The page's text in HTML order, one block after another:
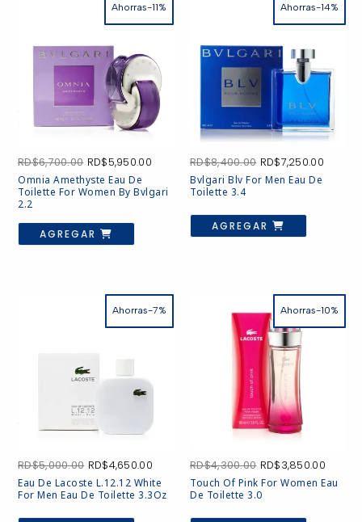
Ahorras-11%
RD$6,700.00 El
precio
original
era:
RD$5,950.00El
actual
es:
RD$5,950.00.
Omnia Amethyste Eau De
Toilette For Women By Bvlgari
2.2
AGREGAR
Ahorras-14%
RD$8,400.00 El
precio
original
RD$8,400.00.
RD$7,250.00El
Bvlgari Blv For Men Eau De
Toilette 3.4
AGREGAR
Ahorras-7%
RD$5,000.00 El
precio
original
era:
RD$5,000.00.
RD$4,650.00El
precio
actual
es:
RD$4,650.00.
Eau De Lacoste L.12.12 White
For Men Eau De Toilette 3.3Oz
Ahorras-10%
RD$4,300.00 El
precio
original
era:
RD$4,300.00.
RD$3,850.00El
precio
actual
Touch Of Pink For Women Eau
De Toilette 3.0